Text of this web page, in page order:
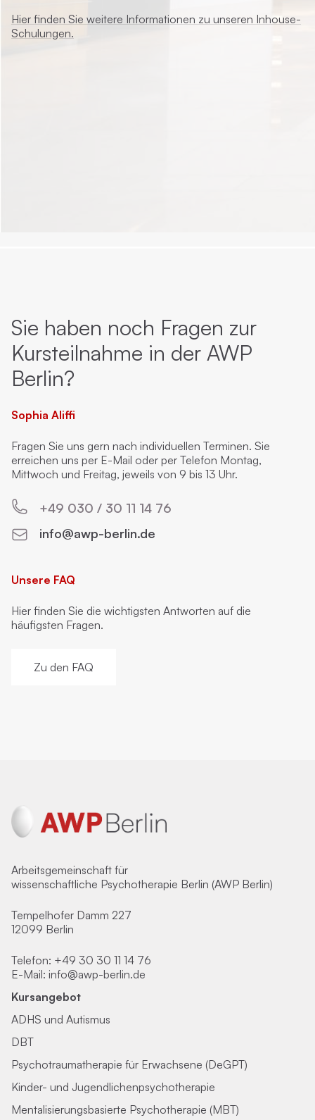
Hier finden Sie weitere Informationen zu unseren Inhouse-
Schulungen.
Sie haben noch Fragen zur
Kursteilnahme in der AWP
Berlin?
Sophia Aliffi
Fragen Sie uns gern nach individuellen Terminen. Sie
erreichen uns per E-Mail oder per Telefon Montag,
Mittwoch und Freitag, jeweils von 9 bis 13 Uhr.
+49 030 / 30 11 14 76
info@awp-berlin.de
Unsere FAQ
Hier finden Sie die wichtigsten Antworten auf die
häufigsten Fragen.
Zu den FAQ
Arbeitsgemeinschaft für
wissenschaftliche Psychotherapie Berlin (AWP Berlin)
Tempelhofer Damm 227
12099 Berlin
Telefon: +49 30 30 11 14 76
E-Mail: info@awp-berlin.de
Kursangebot
ADHS und Autismus
DBT
Psychotraumatherapie für Erwachsene (DeGPT)
Kinder- und Jugendlichenpsychotherapie
Mentalisierungsbasierte Psychotherapie (MBT)